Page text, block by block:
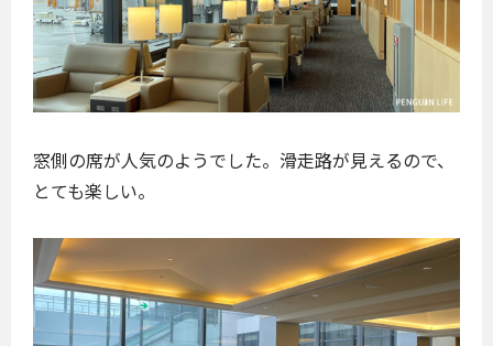
窓側の席が人気のようでした。滑走路が見えるので、
とても楽しい。